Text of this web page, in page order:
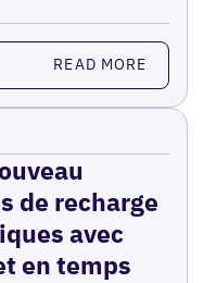
READ MORE
de recharge
avec
en temps